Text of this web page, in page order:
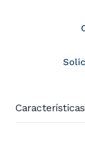
Características